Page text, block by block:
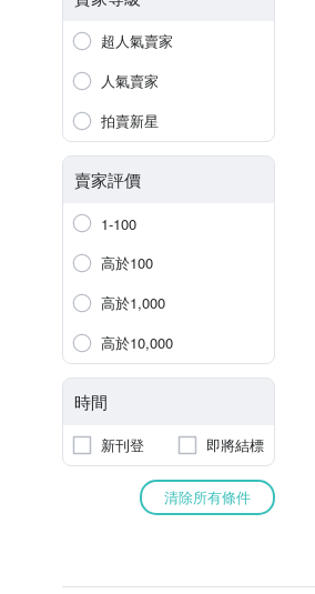
超人氣賣家
人氣賣家
拍賣新星
賣家評價
1-100
高於100
高於1,000
高於10,000
時間
新刊登 即將結標
清除所有條件